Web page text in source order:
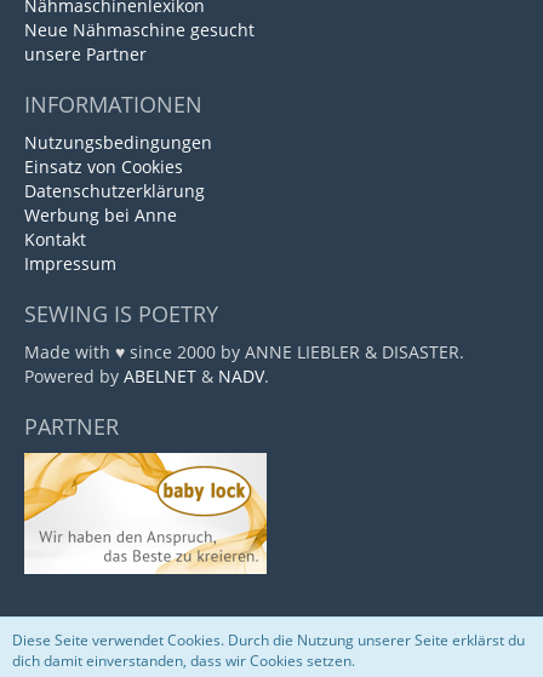
Nähmaschinenlexikon
Neue Nähmaschine gesucht
unsere Partner
INFORMATIONEN
Nutzungsbedingungen
Einsatz von Cookies
Datenschutzerklärung
Werbung bei Anne
Kontakt
Impressum
SEWING IS POETRY
Made with ♥ since 2000 by ANNE LIEBLER & DISASTER.
Powered by ABELNET & NADV.
PARTNER
Community-Software:WoltLab Suite™
Diese Seite verwendet Cookies. Durch die Nutzung unserer Seite erklärst du
dich damit einverstanden, dass wir Cookies setzen.